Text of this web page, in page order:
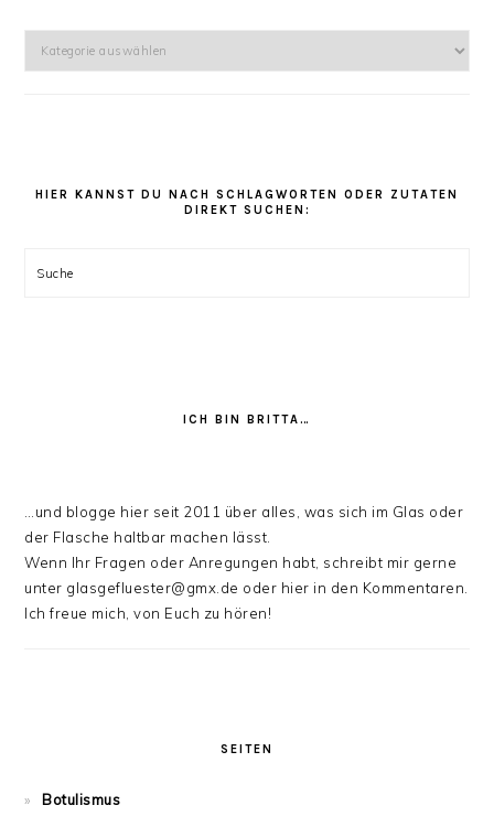
Kategorien
HIER KANNST DU NACH SCHLAGWORTEN ODER ZUTATEN
DIREKT SUCHEN:
Suche
ICH BIN BRITTA…
…und blogge hier seit 2011 über alles, was sich im Glas oder
der Flasche haltbar machen lässt.
Wenn Ihr Fragen oder Anregungen habt, schreibt mir gerne
unter glasgefluester@gmx.de oder hier in den Kommentaren.
Ich freue mich, von Euch zu hören!
SEITEN
Botulismus